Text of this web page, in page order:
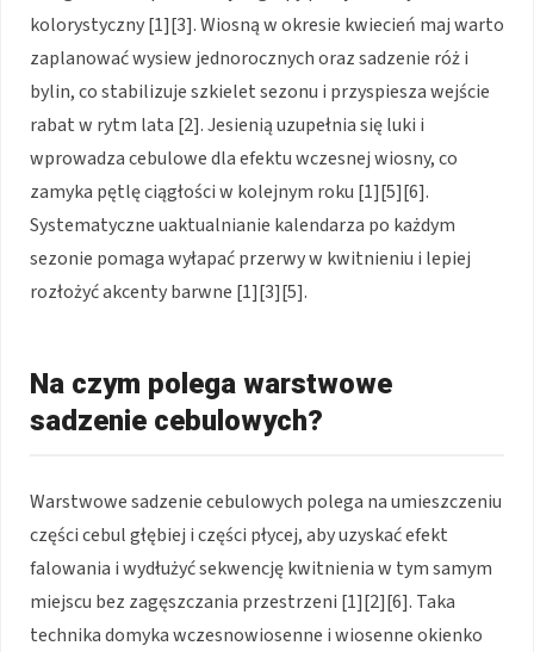
kolorystyczny [1][3]. Wiosną w okresie kwiecień maj warto
zaplanować wysiew jednorocznych oraz sadzenie róż i
bylin, co stabilizuje szkielet sezonu i przyspiesza wejście
rabat w rytm lata [2]. Jesienią uzupełnia się luki i
wprowadza cebulowe dla efektu wczesnej wiosny, co
zamyka pętlę ciągłości w kolejnym roku [1][5][6].
Systematyczne uaktualnianie kalendarza po każdym
sezonie pomaga wyłapać przerwy w kwitnieniu i lepiej
rozłożyć akcenty barwne [1][3][5].
Na czym polega warstwowe
sadzenie cebulowych?
Warstwowe sadzenie cebulowych polega na umieszczeniu
części cebul głębiej i części płycej, aby uzyskać efekt
falowania i wydłużyć sekwencję kwitnienia w tym samym
miejscu bez zagęszczania przestrzeni [1][2][6]. Taka
technika domyka wczesnowiosenne i wiosenne okienko